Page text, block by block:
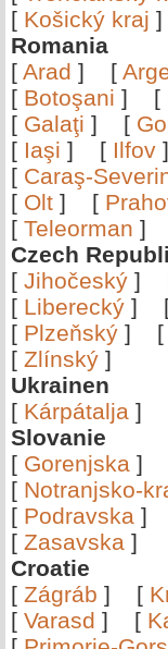
[ Košický kraj
Romania
[ Arad ] [
[ Botoşani ] [
[ Galaţi ] [
[ Iaşi ] [ Ilfov
[ Caraş-
[ Olt ] [
[ Teleorman ]
Czech
[ Jihočeský ]
[ Liberecký ]
[ Plzeňský ] [
[ Zlínský ]
Ukrainen
[ Kárpátalja ]
Slovanie
[ Gorenjska ]
[ Notranjsko-
[ Podravska ]
[ Zasavska ]
Croatie
[ Zágráb ] [
[ Varasd ] [